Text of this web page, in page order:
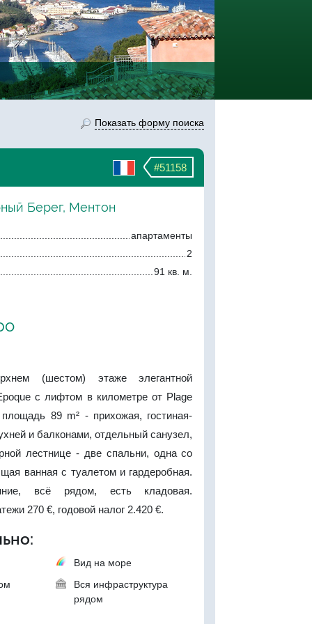
Показать форму поиска
#51158
Берег, Ментон
апартаменты
2
91 кв. м.
(шестом) этаже элегантной
с лифтом в километре от Plage
89 m² - прихожая, гостиная-
и балконами, отдельный санузел,
лестнице - две спальни, одна со
ванная с туалетом и гардеробная.
всё рядом, есть кладовая.
270 €, годовой налог 2.420 €.
Вид на море
Вся инфраструктура
рядом